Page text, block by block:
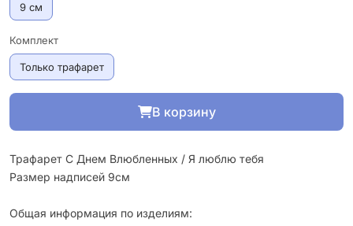
9 см
Комплект
Только трафарет
В корзину
Трафарет С Днем Влюбленных / Я люблю тебя
Размер надписей 9см
Общая информация по изделиям: